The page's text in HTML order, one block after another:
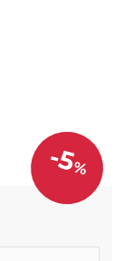
-5%